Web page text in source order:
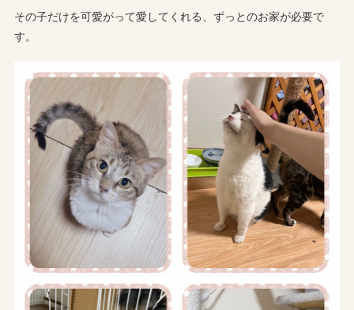
その子だけを可愛がって愛してくれる、ずっとのお家が必要で
す。